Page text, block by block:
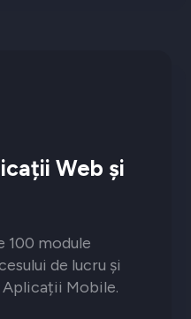
Web și
100 module
de lucru și
Mobile.